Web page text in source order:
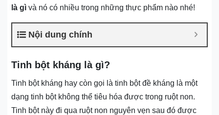
là gì và nó có nhiều trong những thực phẩm nào nhé!
Nội dung chính
Tinh bột kháng là gì?
Tinh bột kháng hay còn gọi là tinh bột đề kháng là một
dạng tinh bột không thể tiêu hóa được trong ruột non.
Tinh bột này đi qua ruột non nguyên vẹn sau đó được